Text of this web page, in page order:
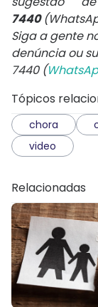
7440
Siga a gente
denúncia ou
7440 (
Tópicos
chora
video
Relacionadas